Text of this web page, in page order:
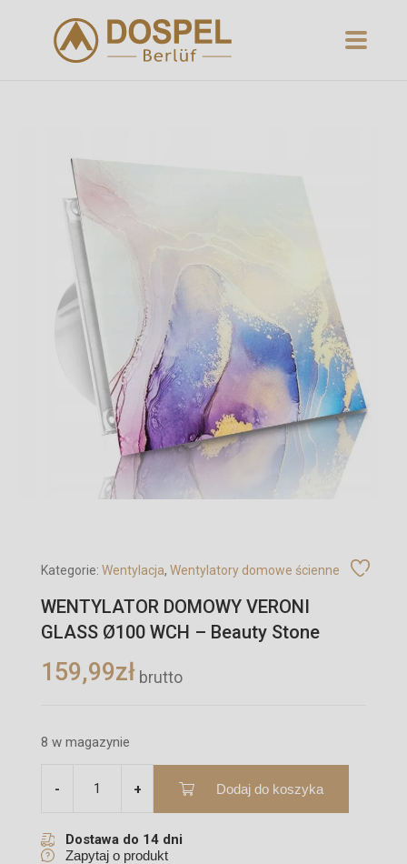
Kategorie: Wentylacja, Wentylatory domowe ścienne
WENTYLATOR DOMOWY VERONI
GLASS Ø100 WCH – Beauty Stone
159,99zł brutto
8 w magazynie
Dodaj do koszyka
Dostawa do 14 dni
Zapytaj o produkt